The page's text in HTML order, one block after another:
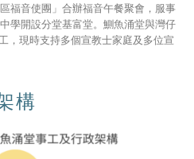
福音使團」合辦福音午餐聚會，服事
學開設分堂基富堂。鰂魚涌堂與灣仔
，現時支持多個宣教士家庭及多位宣
構